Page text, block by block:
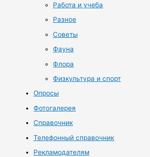
Работа и учеба
Разное
Советы
Фауна
Флора
Физкультура и спорт
Опросы
Фотогалерея
Справочник
Телефонный справочник
Рекламодателям